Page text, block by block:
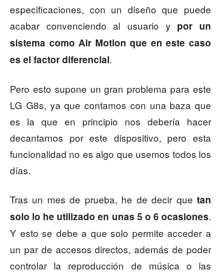
especificaciones, con un diseño que puede
acabar convenciendo al usuario y por un
sistema como Air Motion que en este caso
es el factor diferencial.
Pero esto supone un gran problema para este
LG G8s, ya que contamos con una baza que
es la que en principio nos debería hacer
decantarnos por este dispositivo, pero esta
funcionalidad no es algo que usemos todos los
días.
Tras un mes de prueba, he de decir que tan
solo lo he utilizado en unas 5 o 6 ocasiones.
Y esto se debe a que solo permite acceder a
un par de accesos directos, además de poder
controlar la reproducción de música o las